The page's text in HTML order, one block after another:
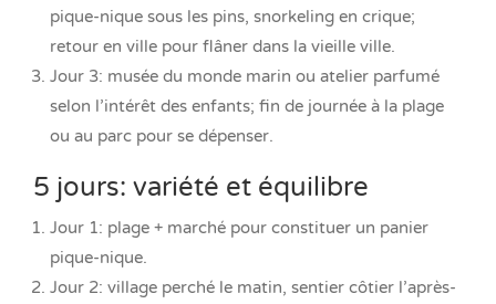
pique-nique sous les pins, snorkeling en crique;
retour en ville pour flâner dans la vieille ville.
Jour 3: musée du monde marin ou atelier parfumé
selon l’intérêt des enfants; fin de journée à la plage
ou au parc pour se dépenser.
5 jours: variété et équilibre
Jour 1: plage + marché pour constituer un panier
pique-nique.
Jour 2: village perché le matin, sentier côtier l’après-